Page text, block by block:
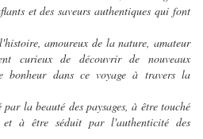
et des saveurs authentiques qui font
amoureux de la nature, amateur
curieux de découvrir de nouveaux
bonheur dans ce voyage à travers la
la beauté des paysages, à être touché
à être séduit par l'authenticité des